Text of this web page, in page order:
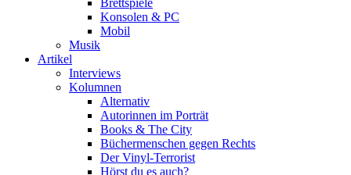
Brettspiele
Konsolen & PC
Mobil
Musik
Artikel
Interviews
Kolumnen
Alternativ
Autorinnen im Porträt
Books & The City
Büchermenschen gegen Rechts
Der Vinyl-Terrorist
Hörst du es auch?